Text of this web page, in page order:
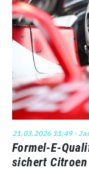
21.03.2026 11:49·
Formel-E-
sichert